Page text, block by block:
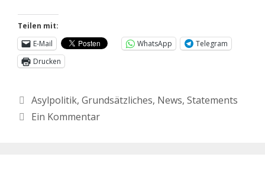
Teilen mit:
E-Mail
WhatsApp
Telegram
Drucken
Asylpolitik, Grundsätzliches, News, Statements
Ein Kommentar